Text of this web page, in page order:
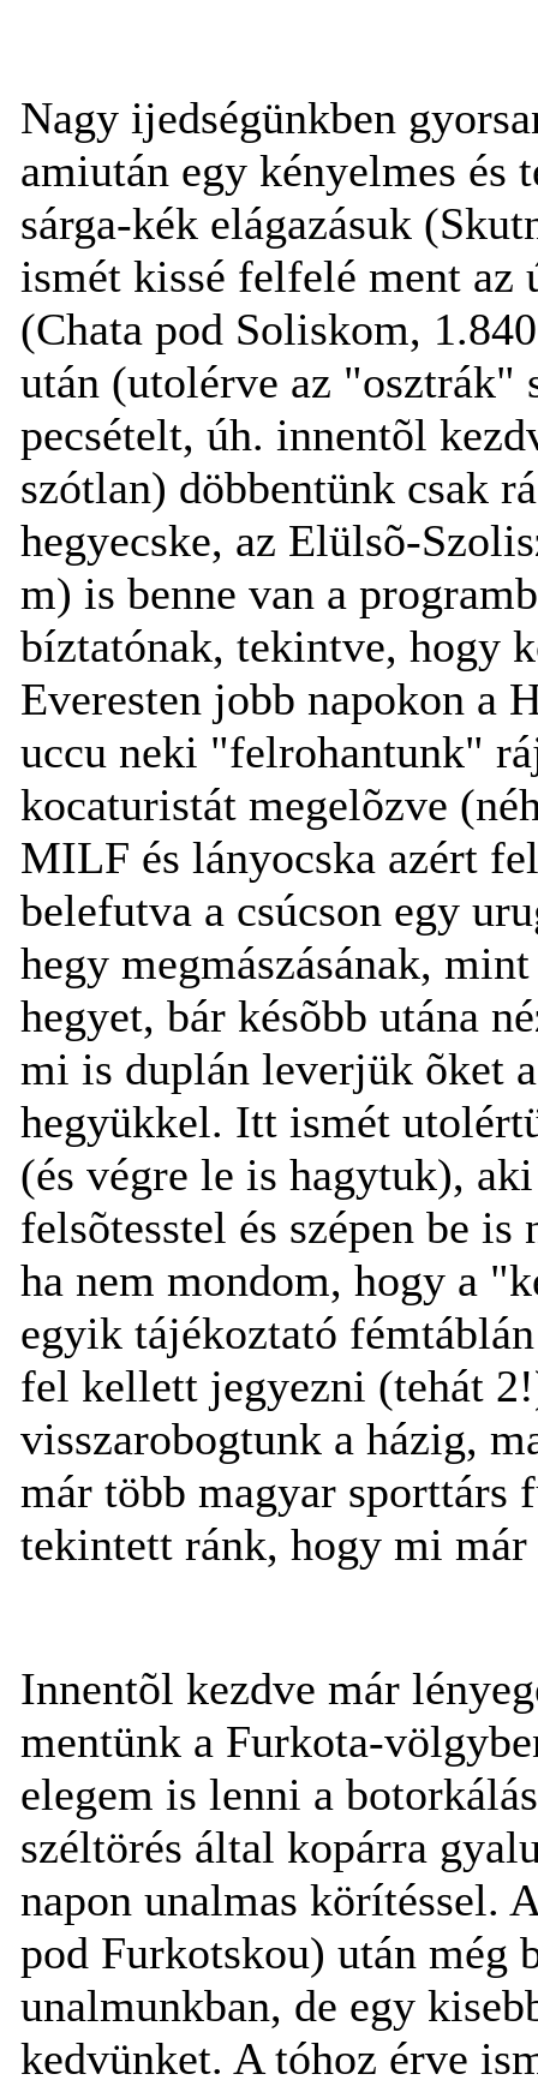
Nagy ijedségünkben
amiután egy kényelmes és
sárga-kék elágazásuk
ismét kissé felfelé ment az
(Chata pod Soliskom,
után (utolérve az "osztrák"
pecsételt, úh. innentõl
szótlan) döbbentünk csak
hegyecske, az Elülsõ-
m) is benne van a
bíztatónak, tekintve, hogy
Everesten jobb napokon a
uccu neki "felrohantunk"
kocaturistát megelõzve
MILF és lányocska azért
belefutva a csúcson egy
hegy megmászásának,
hegyet, bár késõbb utána
mi is duplán leverjük õket
hegyükkel. Itt ismét
(és végre le is hagytuk),
felsõtesstel és szépen be
ha nem mondom, hogy a
egyik tájékoztató
fel kellett jegyezni (tehát
visszarobogtunk a házig,
már több magyar sporttárs
tekintett ránk, hogy mi
Innentõl kezdve már
mentünk a Furkota-
elegem is lenni a
széltörés által kopárra
napon unalmas körítéssel.
pod Furkotskou) után még
unalmunkban, de egy
kedvünket. A tóhoz érve